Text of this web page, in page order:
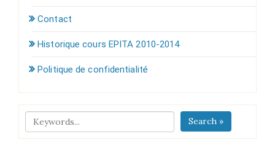
Contact
Historique cours EPITA 2010-2014
Politique de confidentialité
Search »